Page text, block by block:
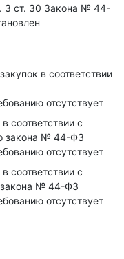
3 ст. 30 Закона № 44-
в соответствии
отсутствует
соответствии с
закона № 44-ФЗ
отсутствует
соответствии с
закона № 44-ФЗ
отсутствует